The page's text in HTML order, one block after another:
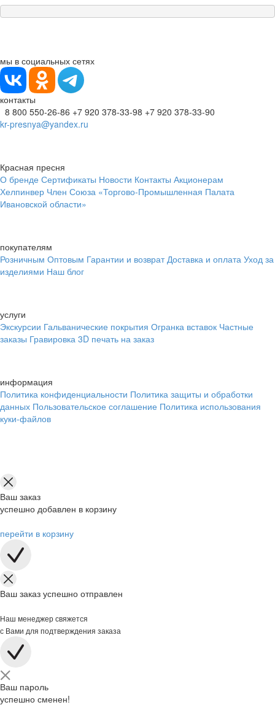
мы в социальных сетях
контакты
8 800 550-26-86 +7 920 378-33-98 +7 920 378-33-90
kr-presnya@yandex.ru
Красная пресня
О бренде Сертификаты Новости Контакты Акционерам
Хелпинвер Член Союза «Торгово-Промышленная Палата
Ивановской области»
покупателям
Розничным Оптовым Гарантии и возврат Доставка и оплата Уход за
изделиями Наш блог
услуги
Экскурсии Гальванические покрытия Огранка вставок Частные
заказы Гравировка 3D печать на заказ
информация
Политика конфиденциальности Политика защиты и обработки
данных Пользовательское соглашение Политика использования
куки-файлов
Ваш заказ
успешно добавлен в корзину
перейти в корзину
Ваш заказ успешно отправлен
Наш менеджер свяжется
с Вами для подтверждения заказа
Ваш пароль
успешно сменен!